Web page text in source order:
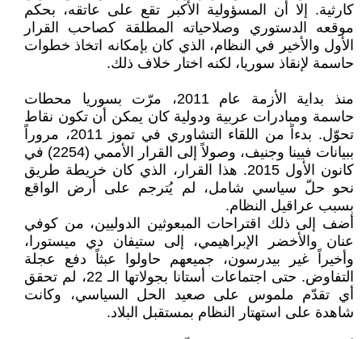
كارثية. إلا أن المسؤولية الأكبر تقع على عاتقه، بحكم
موقعه الدستوري وصلاحياته المطلقة كصاحب القرار
الأول والأخير في النظام، الذي كان بإمكانه اتخاذ خطوات
حاسمة لإنقاذ سوريا، لكنه اختار خلاف ذلك.
منذ بداية الأزمة عام 2011، مرّت بسوريا محطات
حاسمة ومبادرات عربية ودولية كان يمكن أن تكون نقاط
تحوّل. بدءاً من اللقاء التشاوري في تموز 2011، مروراً
ببيانات فيينا وجنيف، وصولاً إلى القرار الأممي (2254) في
كانون الأول 2015. هذا القرار، الذي كان خريطة طريق
نحو حلّ سياسي شامل، لم يُترجم على أرض الواقع
بسبب عراقيل النظام.
أضف إلى ذلك اقتراحات المبعوثين الدوليين، من كوفي
عنان والأخضر الإبراهيمي، إلى ستيفان دي ميستورا،
وأخيراً غير بيدرسون، جميعهم حاولوا عبثاً دفع عجلة
التفاوض. حتى اجتماعات أستانا بجولاتها الـ 22، لم تحقق
أي تقدّم ملموس على صعيد الحل السياسي، وكانت
شاهدة على استهتار النظام بمستقبل البلاد.